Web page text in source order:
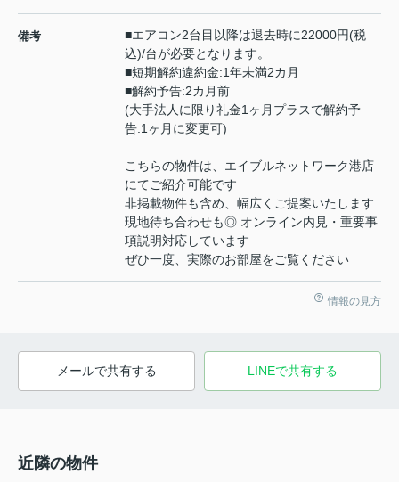
備考
■エアコン2台目以降は退去時に22000円(税
込)/台が必要となります。
■短期解約違約金:1年未満2カ月
■解約予告:2カ月前
(大手法人に限り礼金1ヶ月プラスで解約予
告:1ヶ月に変更可)
こちらの物件は、エイブルネットワーク港店
にてご紹介可能です
非掲載物件も含め、幅広くご提案いたします
現地待ち合わせも◎ オンライン内見・重要事
項説明対応しています
ぜひ一度、実際のお部屋をご覧ください
情報の見方
メールで共有する LINEで共有する
近隣の物件